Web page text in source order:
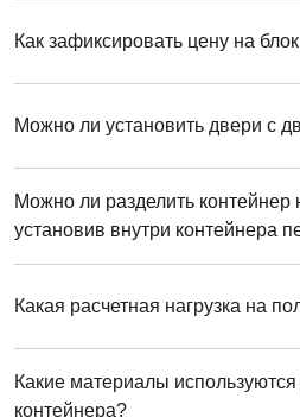
Как зафиксировать цену на
Можно ли установить двери с
Можно ли разделить контейнер
установив внутри контейнера
Какая расчетная нагрузка на
Какие материалы используются
контейнера?